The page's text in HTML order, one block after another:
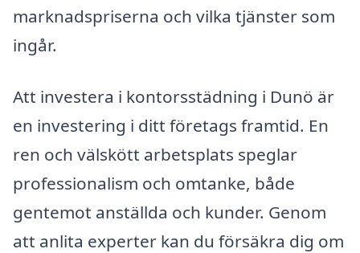
marknadspriserna och vilka tjänster som
ingår.
Att investera i kontorsstädning i Dunö är
en investering i ditt företags framtid. En
ren och välskött arbetsplats speglar
professionalism och omtanke, både
gentemot anställda och kunder. Genom
att anlita experter kan du försäkra dig om